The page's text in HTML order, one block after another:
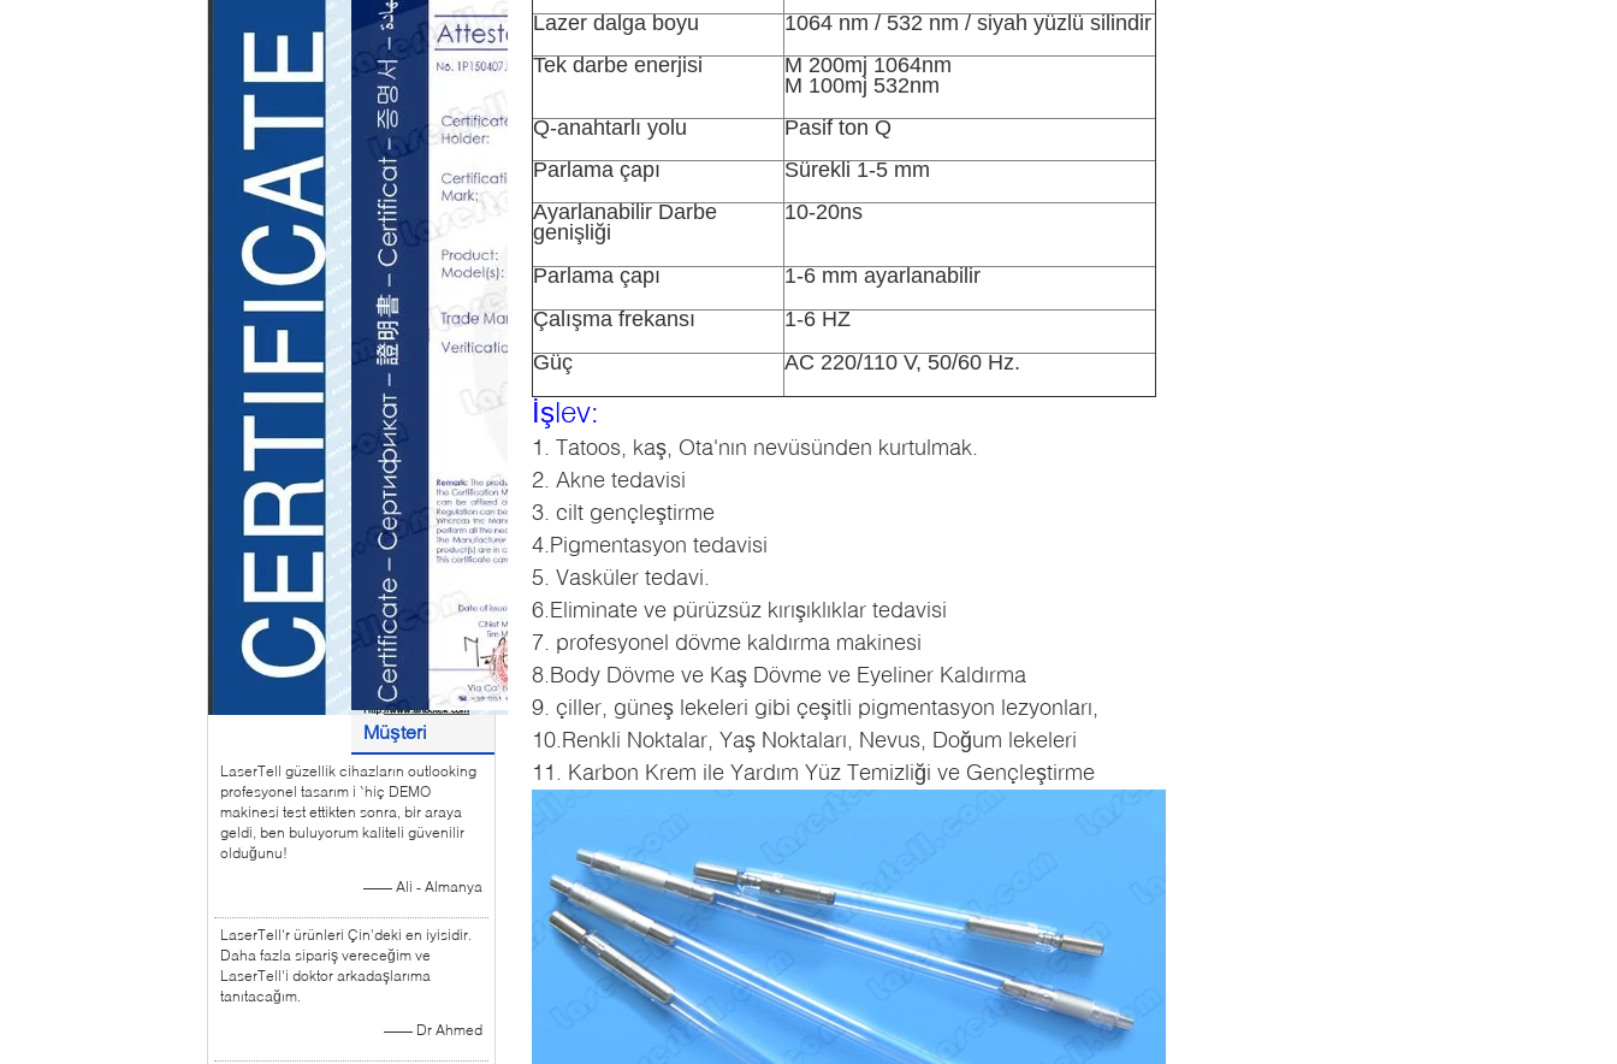
Müşteri
yorumları
LaserTell güzellik cihazların outlooking
profesyonel tasarım i `hiç DEMO
makinesi test ettikten sonra, bir araya
geldi, ben buluyorum kaliteli güvenilir
olduğunu!
—— Ali - Almanya
LaserTell'r ürünleri Çin'deki en iyisidir.
Daha fazla sipariş vereceğim ve
LaserTell'i doktor arkadaşlarıma
tanıtacağım.
—— Dr Ahmed
Lazer dalga boyu
1064 nm / 532 nm / siyah yüzlü silindir
Tek darbe enerjisi
M 200mj 1064nm
M 100mj 532nm
Q-anahtarlı yolu
Pasif ton Q
Parlama çapı
Sürekli 1-5 mm
Ayarlanabilir Darbe
genişliği
10-20ns
Parlama çapı
1-6 mm ayarlanabilir
Çalışma frekansı
1-6 HZ
Güç
AC 220/110 V, 50/60 Hz.
İşlev:
1. Tatoos, kaş, Ota'nın nevüsünden kurtulmak.
2. Akne tedavisi
3. cilt gençleştirme
4.Pigmentasyon tedavisi
5. Vasküler tedavi.
6.Eliminate ve pürüzsüz kırışıklıklar tedavisi
7. profesyonel dövme kaldırma makinesi
8.Body Dövme ve Kaş Dövme ve Eyeliner Kaldırma
9. çiller, güneş lekeleri gibi çeşitli pigmentasyon lezyonları,
10.Renkli Noktalar, Yaş Noktaları, Nevus, Doğum lekeleri
11. Karbon Krem ile Yardım Yüz Temizliği ve Gençleştirme